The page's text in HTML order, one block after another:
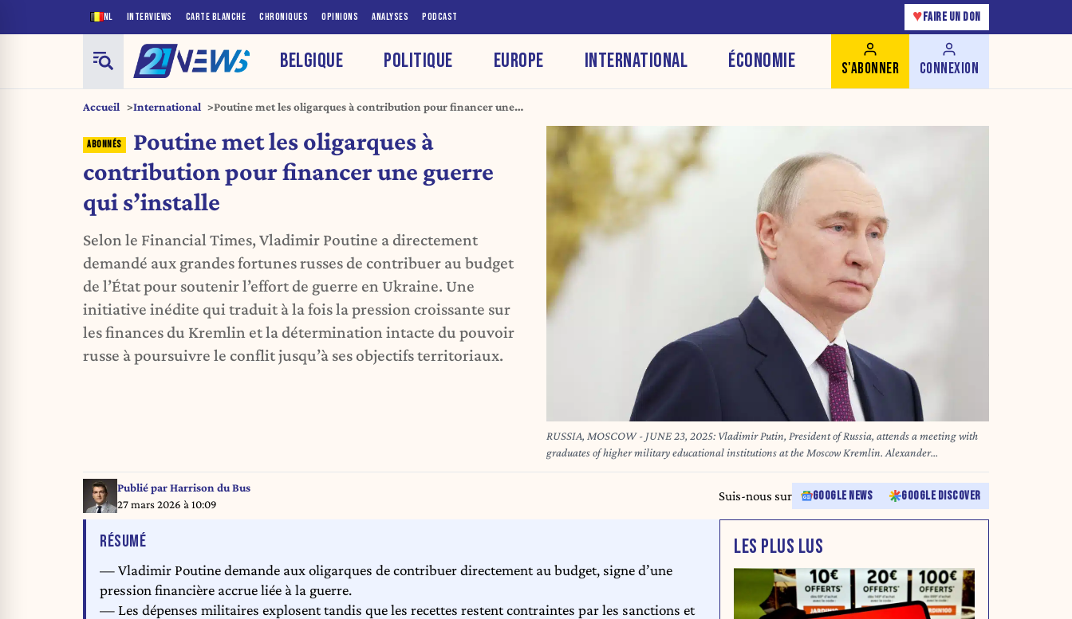
NL INTERVIEWS CARTE BLANCHE CHRONIQUES OPINIONS ANALYSES PODCAST ♥ FAIRE UN DON
BELGIQUE POLITIQUE EUROPE INTERNATIONAL ÉCONOMIE S'ABONNER CONNEXION
Accueil International
Poutine met les oligarques à contribution pour financer une
Poutine met les oligarques à
contribution pour financer une guerre
qui s’installe
Selon le Financial Times, Vladimir Poutine a directement
demandé aux grandes fortunes russes de contribuer au budget
de l’État pour soutenir l’effort de guerre en Ukraine. Une
initiative inédite qui traduit à la fois la pression croissante sur
les finances du Kremlin et la détermination intacte du pouvoir
russe à poursuivre le conflit jusqu’à ses objectifs territoriaux.
RUSSIA, MOSCOW - JUNE 23, 2025: Vladimir Putin, President of Russia, attends a meeting with
graduates of higher military educational institutions at the Moscow Kremlin. Alexander
Kazakov/Russian Presidential Press and Information Office/TASS/Sipa USA
Publié parHarrison du Bus
27 mars 2026 à 10:09
Suis-nous sur GOOGLE NEWS GOOGLE DISCOVER
RÉSUMÉDE L'ARTICLE
— Vladimir Poutine demande aux oligarques de contribuer directement au budget, signe d’une
pression financière accrue liée à la guerre.
— Les dépenses militaires explosent tandis que les recettes restent contraintes par les sanctions et
LES PLUS LUS